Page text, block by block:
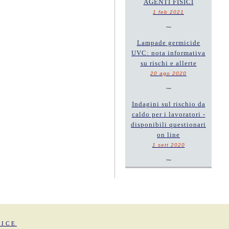
AGENTI FISICI
1 feb 2021
~
Lampade germicide
UVC: nota informativa
su rischi e allerte
20 ago 2020
~
Indagini sul rischio da
caldo per i lavoratori -
disponibili questionari
on line
1 sett 2020
~